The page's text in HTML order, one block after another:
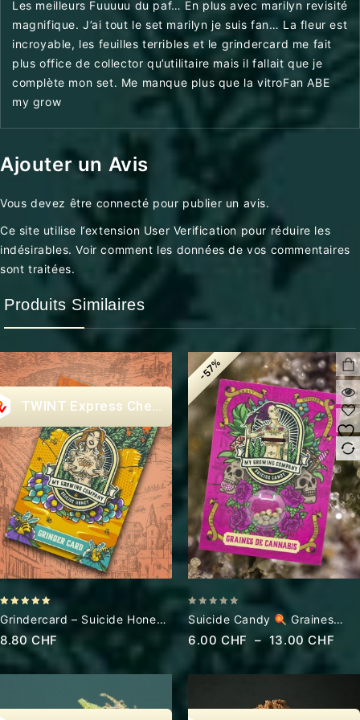
Les meilleurs Fuuuuu du paf… En plus avec marilyn revisité
magnifique. J’ai tout le set marilyn je suis fan… La fleur est
incroyable, les feuilles terribles et le grindercard me fait
plus office de collector qu’utilitaire mais il fallait que je
complète mon set. Me manque plus que la vitroFan ABE
my grow
Ajouter un Avis
Vous devez être connecté pour publier un avis.
Ce site utilise l’extension User Verification pour réduire les
indésirables.Voir comment les données de vos commentaires
sont traitées.
Produits Similaires
Express Checkout
out of 5
Grindercard – Suicide Honey
Le Grinder Pas Cher
8.80 CHF
-57%
out
of
Suicide Candy
Graines
Cannabis CBD
6.00 CHF – 13.00CHF